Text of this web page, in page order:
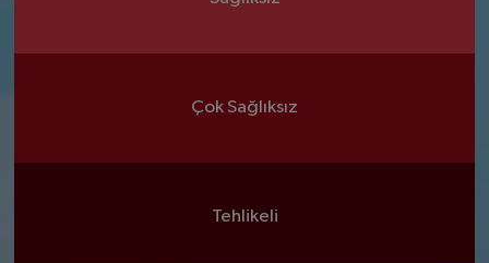
Çok Sağlıksız
Tehlikeli